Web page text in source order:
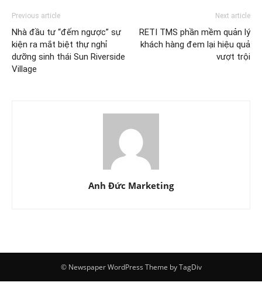
Previous article
Nhà đầu tư “đếm ngược” sự
kiện ra mắt biệt thự nghỉ
dưỡng sinh thái Sun Riverside
Village
Next article
RETI TMS phần mềm quản lý
khách hàng đem lại hiệu quả
vượt trội
Anh Đức Marketing
© Newspaper WordPress Theme by TagDiv